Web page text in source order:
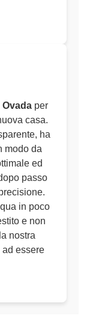
Ovadaper
casa.
ha
modo da
ed
passo
in poco
e non
nostra
essere